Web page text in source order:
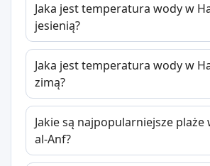
Jaka jest temperatura wody w
jesienią?
Jaka jest temperatura wody w
zimą?
Jakie są najpopularniejsze plaże
al-Anf?